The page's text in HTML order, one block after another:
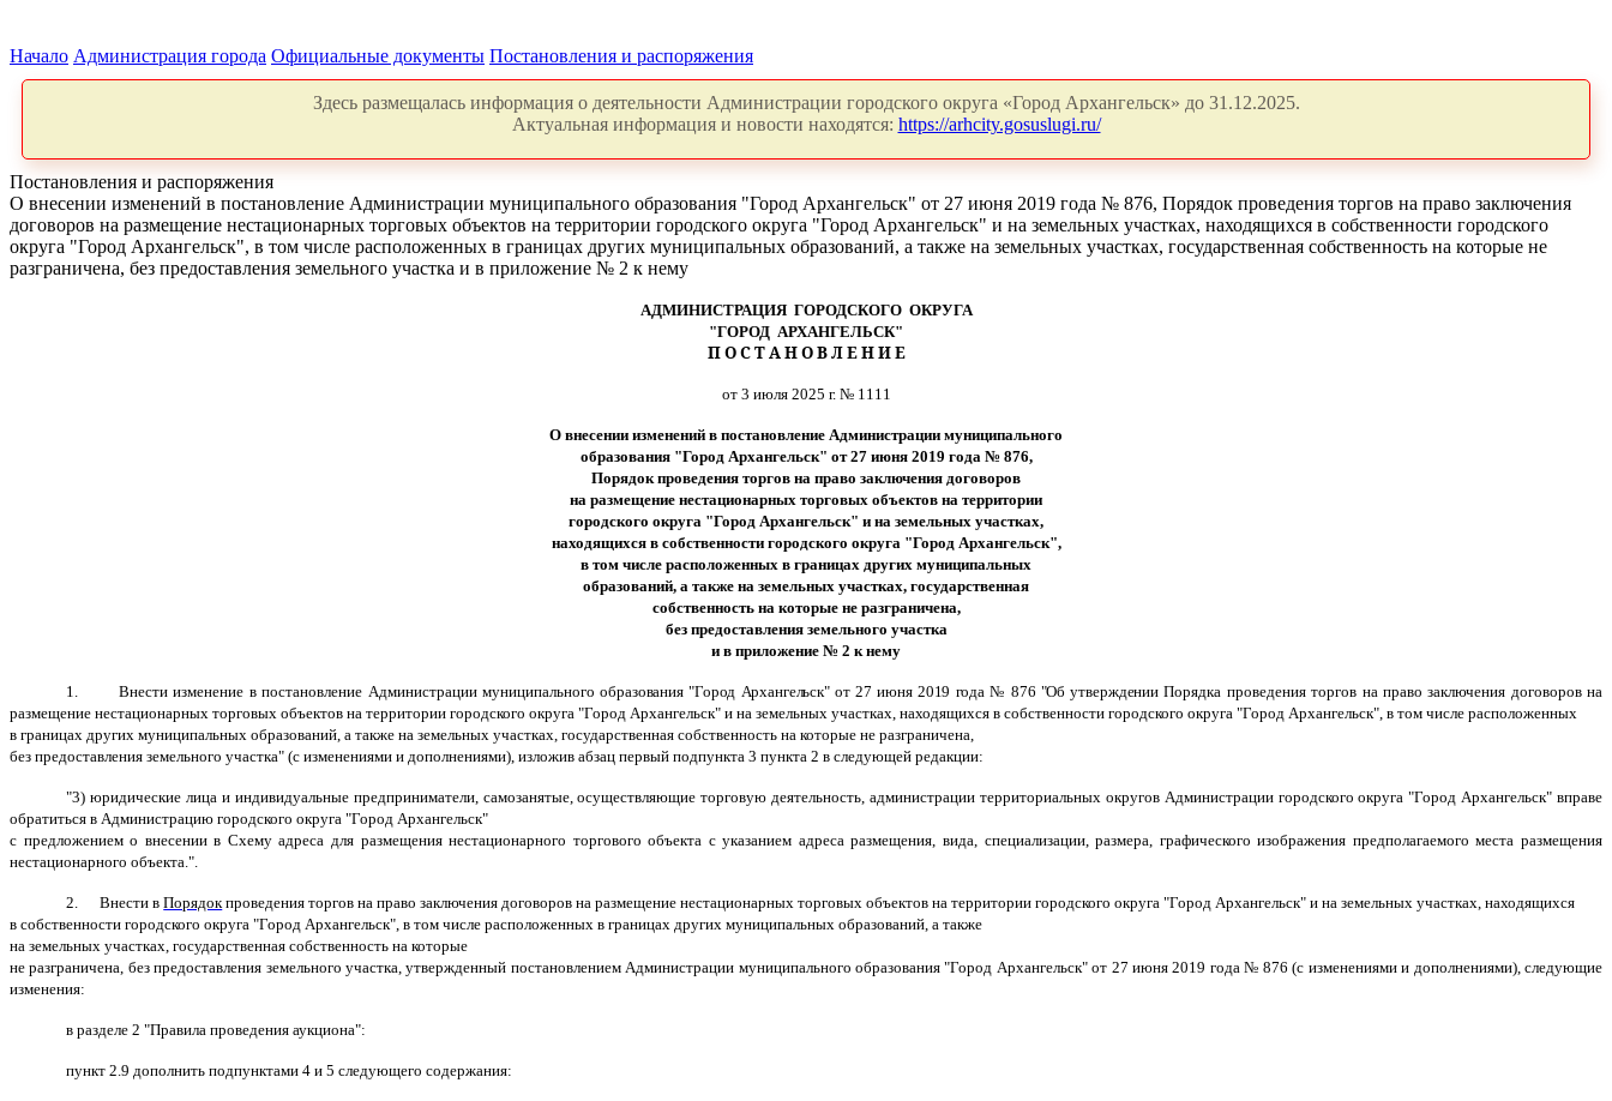
Начало Администрация города Официальные документы Постановления и распоряжения
Здесь размещалась информация о деятельности Администрации городского округа «Город Архангельск» до 31.12.2025.
Актуальная информация и новости находятся: https://arhcity.gosuslugi.ru/
Постановления и распоряжения
О внесении изменений в постановление Администрации муниципального образования "Город Архангельск" от 27 июня 2019 года № 876, Порядок проведения торгов на право заключения
договоров на размещение нестационарных торговых объектов на территории городского округа "Город Архангельск" и на земельных участках, находящихся в собственности городского
округа "Город Архангельск", в том числе расположенных в границах других муниципальных образований, а также на земельных участках, государственная собственность на которые не
разграничена, без предоставления земельного участка и в приложение № 2 к нему
АДМИНИСТРАЦИЯ ГОРОДСКОГО ОКРУГА
"ГОРОД АРХАНГЕЛЬСК"
П О С Т А Н О В Л Е Н И Е
от 3 июля 2025 г. № 1111
О внесении изменений в постановление Администрации муниципального
образования "Город Архангельск" от 27 июня 2019 года № 876,
Порядок проведения торгов на право заключения договоров
на размещение нестационарных торговых объектов на территории
городского округа "Город Архангельск" и на земельных участках,
находящихся в собственности городского округа "Город Архангельск",
в том числе расположенных в границах других муниципальных
образований, а также на земельных участках, государственная
собственность на которые не разграничена,
без предоставления земельного участка
и в приложение № 2 к нему
1. Внести изменение впостановление Администрации муниципальногообразования "Город Архангельск" от 27 июня 2019 года № 876 "Об утверждении Порядка проведения торгов на право заключения договоров на
размещение нестационарных торговых объектов на территории городского округа "Город Архангельск" и на земельных участках, находящихся в собственности городского округа "Город Архангельск", в том числе расположенных
в границах других муниципальных образований, а также на земельных участках, государственная собственность на которые не разграничена,
без предоставления земельного участка" (с изменениями и дополнениями), изложив абзац первый подпункта 3 пункта 2 в следующей редакции:
"3) юридические лица и индивидуальные предприниматели, самозанятые, осуществляющие торговую деятельность, администрации территориальных округов Администрации городского округа "Город Архангельск" вправе
обратиться в Администрацию городского округа "Город Архангельск"
с предложением о внесении в Схему адреса для размещения нестационарного торгового объекта с указанием адреса размещения, вида, специализации, размера, графического изображения предполагаемого места размещения
нестационарного объекта.".
2. Внести вПорядокпроведения торгов на право заключения договоров на размещение нестационарных торговых объектов на территории городского округа "Город Архангельск" и на земельных участках, находящихся
в собственности городского округа "Город Архангельск", в том числе расположенных в границах других муниципальных образований, а также
на земельных участках, государственная собственность на которые
не разграничена, без предоставления земельного участка, утвержденный постановлением Администрации муниципального образования "Город Архангельск" от 27 июня 2019 года № 876 (с изменениями и дополнениями), следующие
изменения:
в разделе 2 "Правила проведения аукциона":
пункт 2.9 дополнить подпунктами 4 и 5 следующего содержания: